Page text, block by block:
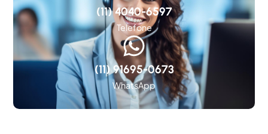
(11) 4040-6597
Telefone
(11) 91695-0673
WhatsApp